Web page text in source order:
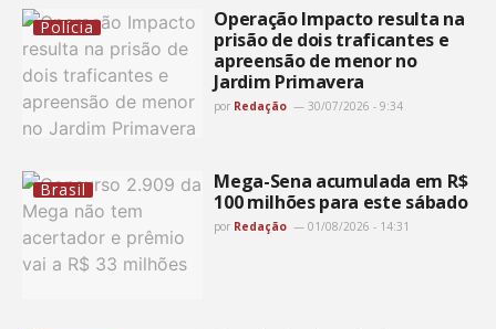
Polícia
Operação Impacto resulta na
prisão de dois traficantes e
apreensão de menor no
Jardim Primavera
por Redação 30/07/2026 - 9:34
Brasil
Mega-Sena acumulada em R$
100 milhões para este sábado
por Redação 01/08/2026 - 14:31